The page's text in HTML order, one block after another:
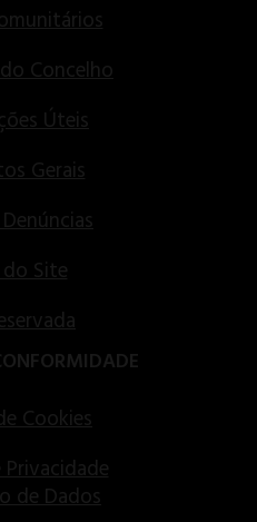
Concelho
Úteis
Gerais
Site
Cookies
de Dados